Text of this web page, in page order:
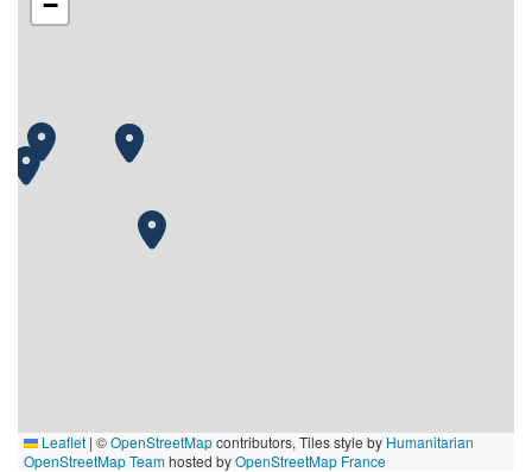
Leaflet | ©OpenStreetMapcontributors, Tiles style by Humanitarian
OpenStreetMap Teamhosted byOpenStreetMap France